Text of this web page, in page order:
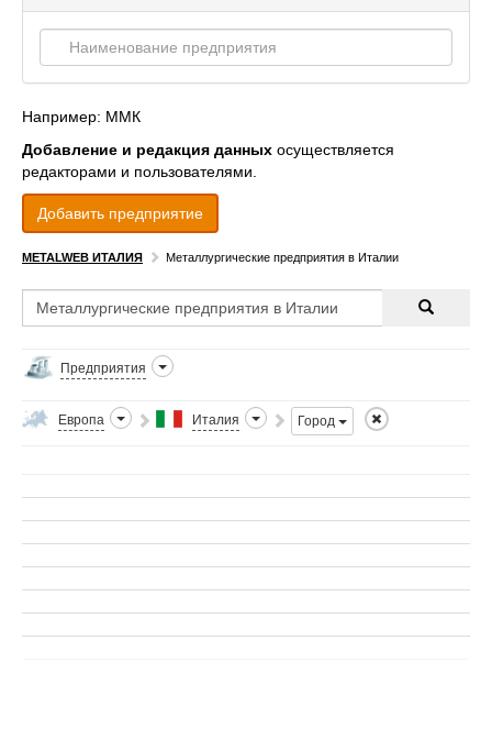
Например: ММК
Добавление и редакция данных осуществляется
редакторами и пользователями.
Добавить предприятие
METALWEB ИТАЛИЯ Металлургические предприятия в Италии
Предприятия
Европа Италия Город